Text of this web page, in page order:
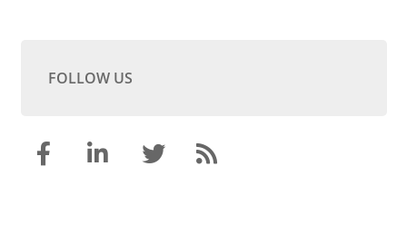
FOLLOW US